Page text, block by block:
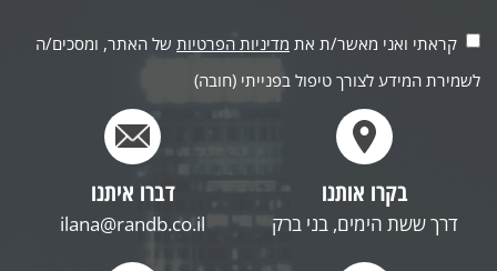
קראתי ואני מאשר/ת את מדיניות הפרטיות של האתר, ומסכים/ה
לשמירת המידע לצורך טיפול בפנייתי (חובה)
בקרו אותנו
דרך ששת הימים, בני ברק
דברו איתנו
ilana@randb.co.il